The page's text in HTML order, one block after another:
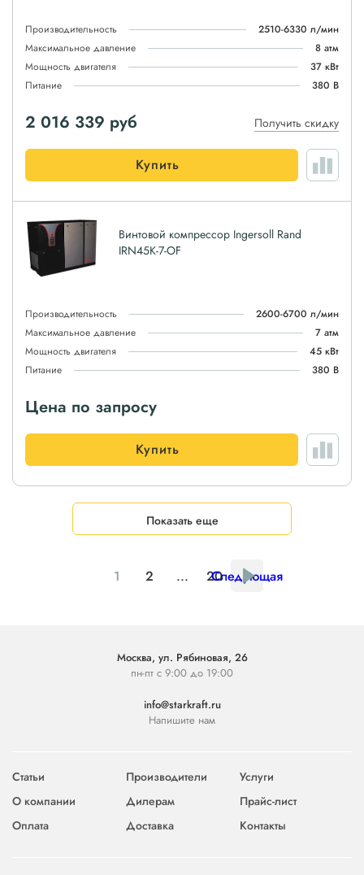
Производительность
2510-6330 л/мин
Максимальное давление
8 атм
Мощность двигателя
37 кВт
Питание
380 В
2 016 339 руб Получить скидку
Купить
Винтовой компрессор Ingersoll Rand
IRN45K-7-OF
Производительность
2600-6700 л/мин
Максимальное давление
7 атм
Мощность двигателя
45 кВт
Питание
380 В
Цена по запросу
Купить
Показать еще
1 2 ... 20
Следующая
Москва, ул. Рябиновая, 26
пн-пт с 9:00 до 19:00
info@starkraft.ru
Напишите нам
Статьи Производители
Услуги
О компании
Дилерам
Прайс-лист
Оплата
Доставка Контакты